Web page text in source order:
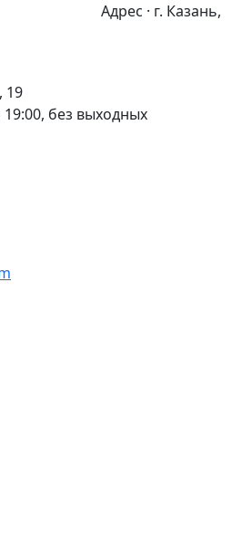
Адрес · г. Казань,
19
без выходных